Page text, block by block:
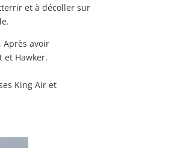
et à décoller sur
Après avoir
et Hawker.
King Air et